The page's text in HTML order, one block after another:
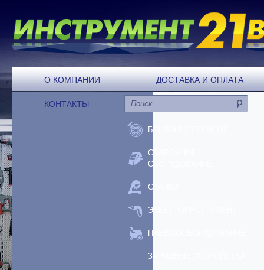
О КОМПАНИИ ДОСТАВКА И ОПЛАТА
КОНТАКТЫ
БЕНЗОИНСТРУМЕНТ
СВАРОЧНОЕ
ОБОРУДОВАНИЕ
СТАНКИ
ЭЛЕКТРОИНСТРУМЕНТ
ПНЕВМООБОРУДОВАНИЕ
ЗАРЯДНЫЕ УСТРОЙСТВА